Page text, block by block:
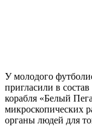
У молодого
пригласили в
корабля «Белый
микроскопических
органы людей для